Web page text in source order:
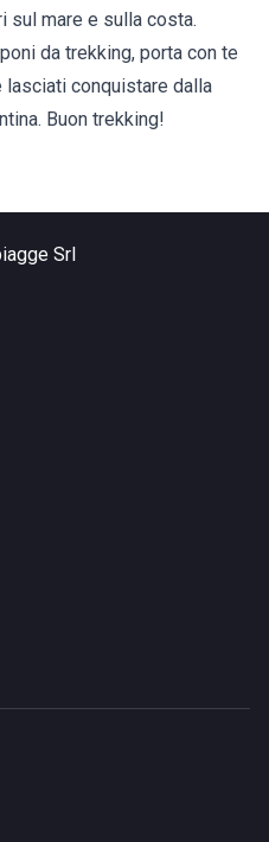
sul mare e sulla costa.
da trekking, porta con te
lasciati conquistare dalla
Buon trekking!
Srl